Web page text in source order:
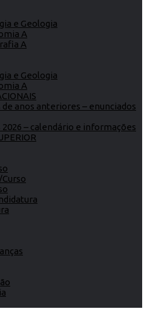
e Geologia
A
A
e Geologia
A
de anos anteriores – enunciados
2026 – calendário e informações